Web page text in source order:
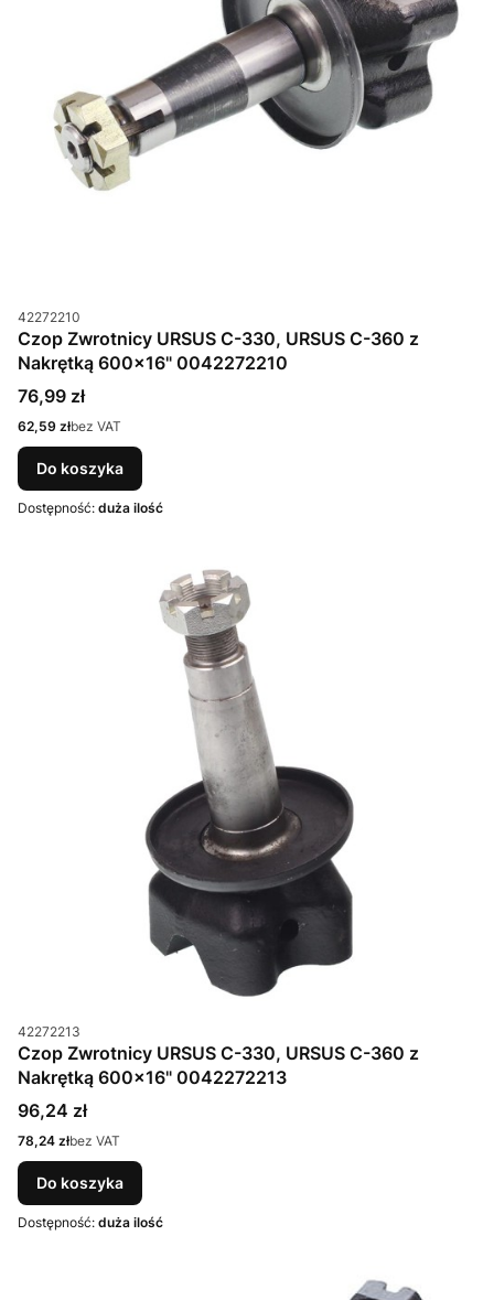
Kod produktu
42272210
Czop Zwrotnicy URSUS C-330, URSUS C-360 z
Nakrętką 600x16" 0042272210
Cena
76,99 zł
Cena
62,59 złbez VAT
Do koszyka
Dostępność: duża ilość
Kod produktu
42272213
Czop Zwrotnicy URSUS C-330, URSUS C-360 z
Nakrętką 600x16" 0042272213
Cena
96,24 zł
Cena
78,24 złbez VAT
Do koszyka
Dostępność: duża ilość